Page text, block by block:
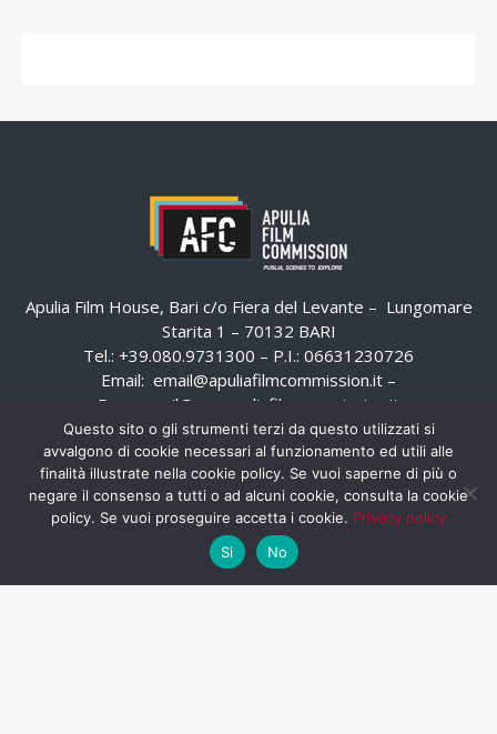
Apulia Film House, Bari c/o Fiera del Levante – Lungomare
Starita 1 – 70132 BARI
Tel.: +39.080.9731300 – P.I.: 06631230726
Email: email@apuliafilmcommission.it –
Pec:
email@pec.apuliafilmcommission.it
Questo sito o gli strumenti terzi da questo utilizzati si
avvalgono di cookie necessari al funzionamento ed utili alle
finalità illustrate nella cookie policy. Se vuoi saperne di più o
negare il consenso a tutti o ad alcuni cookie, consulta la cookie
policy. Se vuoi proseguire accetta i cookie. Privacy policy
Si
No